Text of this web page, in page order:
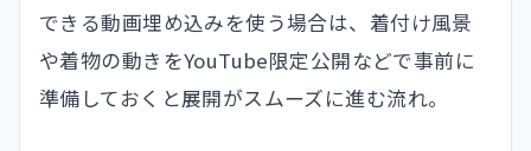
できる動画埋め込みを使う場合は、着付け風景
や着物の動きをYouTube限定公開などで事前に
準備しておくと展開がスムーズに進む流れ。